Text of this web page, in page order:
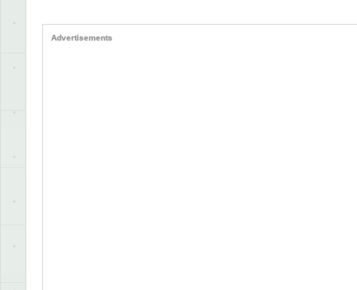
Advertisements